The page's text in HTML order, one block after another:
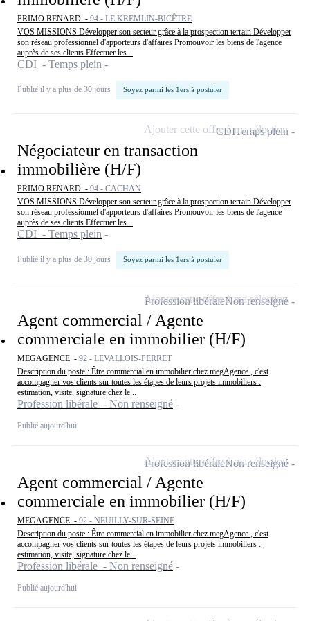
PRIMO RENARD - 94 - LE KREMLIN-BICÊTRE
VOS MISSIONS Développer son secteur grâce à la prospection terrain Développer
son réseau professionnel d'apporteurs d'affaires Promouvoir les biens de l'agence
auprès de ses clients Effectuer les...
CDI - Temps plein
Publié il y a plus de 30 jours Soyez parmi les 1ers à postuler
Négociateur en transaction
immobilière (H/F)
PRIMO RENARD - 94 - CACHAN
VOS MISSIONS Développer son secteur grâce à la prospection terrain Développer
son réseau professionnel d'apporteurs d'affaires Promouvoir les biens de l'agence
auprès de ses clients Effectuer les...
CDI - Temps plein
Publié il y a plus de 30 jours Soyez parmi les 1ers à postuler
CDITemps plein
Ajouter cette offre à ma sélection
Agent commercial / Agente
commerciale en immobilier (H/F)
MEGAGENCE - 92 - LEVALLOIS-PERRET
Description du poste : Être commercial en immobilier chez megAgence , c'est
accompagner vos clients sur toutes les étapes de leurs projets immobiliers :
estimation, visite, signature chez le...
Profession libérale - Non renseigné
Publié aujourd'hui
Profession libéraleNon renseigné
Ajouter cette offre à ma sélection
Agent commercial / Agente
commerciale en immobilier (H/F)
MEGAGENCE - 92 - NEUILLY-SUR-SEINE
Description du poste : Être commercial en immobilier chez megAgence , c'est
accompagner vos clients sur toutes les étapes de leurs projets immobiliers :
estimation, visite, signature chez le...
Profession libérale - Non renseigné
Publié aujourd'hui
Profession libéraleNon renseigné
Ajouter cette offre à ma sélection